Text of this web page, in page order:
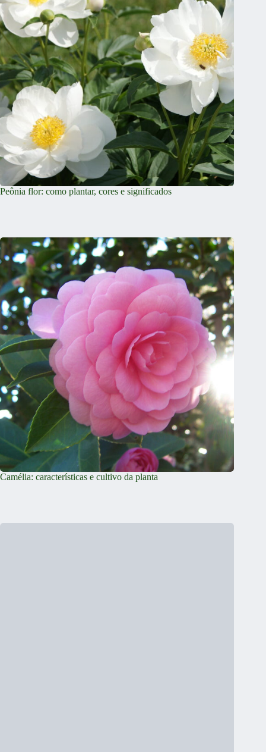
Peônia flor: como plantar, cores e significados
Camélia: características e cultivo da planta